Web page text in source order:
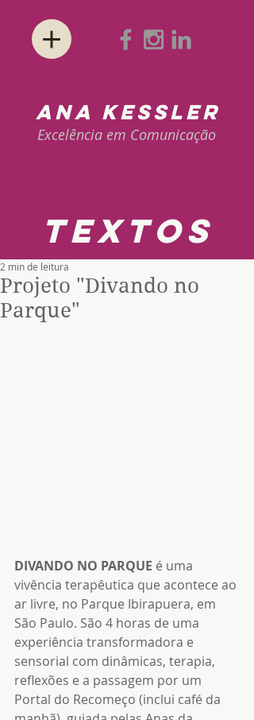
ANA KESSLER
Excelência em Comunicação
textos
Projeto "Divando no
Parque"
2 min de leitura
DIVANDO NO PARQUE é uma
vivência terapêutica que acontece ao
ar livre, no Parque Ibirapuera, em
São Paulo. São 4 horas de uma
experiência transformadora e
sensorial com dinâmicas, terapia,
reflexões e a passagem por um
Portal do Recomeço (inclui café da